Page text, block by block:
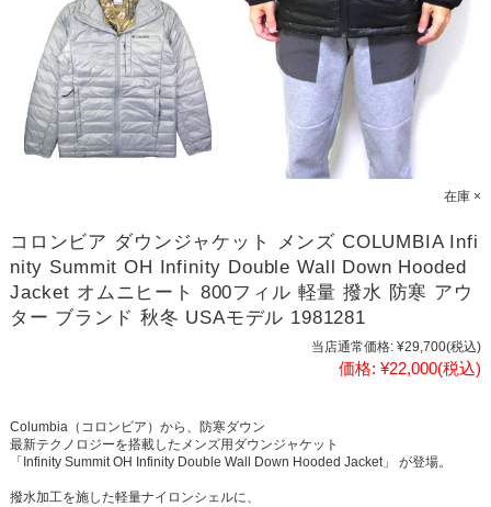
在庫 ×
コロンビア ダウンジャケット メンズ COLUMBIA Infi
nity Summit OH Infinity Double Wall Down Hooded
Jacket オムニヒート 800フィル 軽量 撥水 防寒 アウ
ター ブランド 秋冬 USAモデル 1981281
当店通常価格: ¥29,700(税込)
価格: ¥22,000(税込)
Columbia（コロンビア）から、防寒ダウン
最新テクノロジーを搭載したメンズ用ダウンジャケット
「Infinity Summit OH Infinity Double Wall Down Hooded Jacket」 が登場。
撥水加工を施した軽量ナイロンシェルに、